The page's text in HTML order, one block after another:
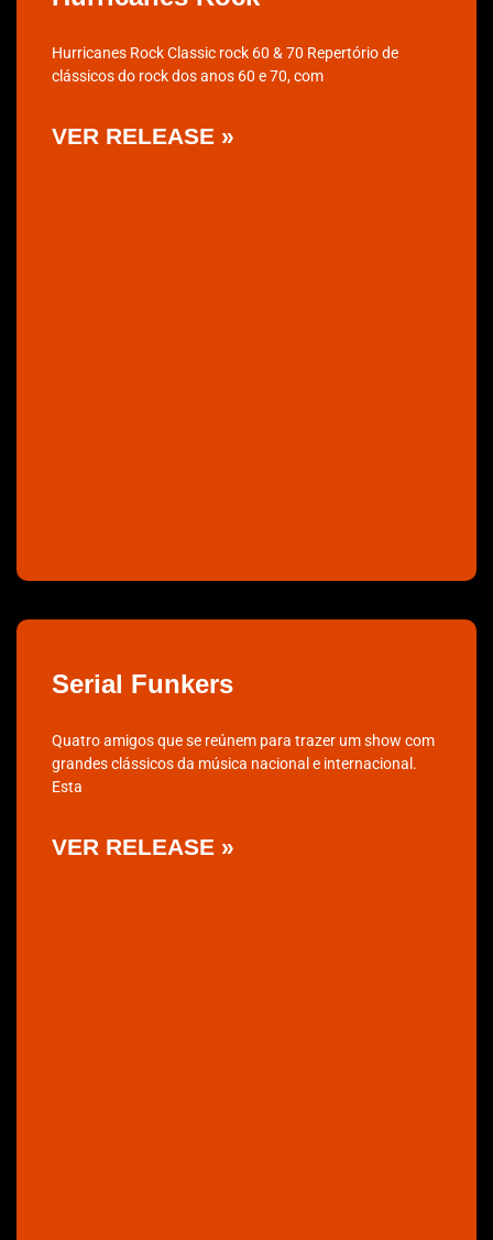
Hurricanes Rock Classic rock 60 & 70 Repertório de
clássicos do rock dos anos 60 e 70, com
VER RELEASE »
Serial Funkers
Quatro amigos que se reúnem para trazer um show com
grandes clássicos da música nacional e internacional.
Esta
VER RELEASE »